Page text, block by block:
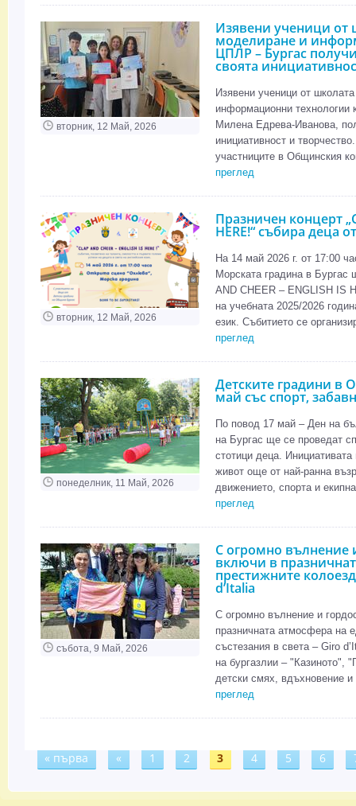
вторник, 12 Май, 2026
Изявени ученици
моделиране и
ЦПЛР – Бургас
своята
Изявени ученици от
информационни
Милена Едрева-Иванова,
инициативност и
участниците в Общинския
преглед
вторник, 12 Май, 2026
Празничен концерт
HERE!“ събира деца
На 14 май 2026 г. от 17:00
Морската градина в Бургас
AND CHEER – ENGLISH IS
на учебната 2025/2026
език. Събитието се
преглед
понеделник, 11 Май, 2026
Детските градини в
май със спорт,
По повод 17 май – Ден на
на Бургас ще се проведат
стотици деца.
живот още от най-ранна
движението, спорта и
преглед
събота, 9 Май, 2026
С огромно вълнение
включи в
престижните
d’Italia
С огромно вълнение и
празничната атмосфера на
състезания в света – Giro
на бургазлии – "Казиното",
детски смях, вдъхновение и
преглед
Страници
« първа « 1 2 3 4 5 6